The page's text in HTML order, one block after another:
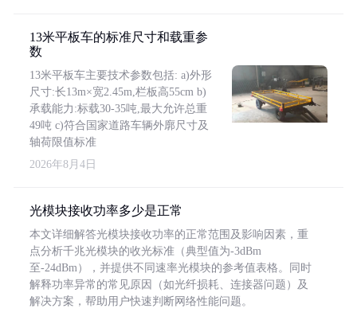
13米平板车的标准尺寸和载重参
数
13米平板车主要技术参数包括: a)外形
尺寸:长13m×宽2.45m,栏板高55cm b)
承载能力:标载30-35吨,最大允许总重
49吨 c)符合国家道路车辆外廓尺寸及
轴荷限值标准
2026年8月4日
光模块接收功率多少是正常
本文详细解答光模块接收功率的正常范围及影响因素，重
点分析千兆光模块的收光标准（典型值为-3dBm
至-24dBm），并提供不同速率光模块的参考值表格。同时
解释功率异常的常见原因（如光纤损耗、连接器问题）及
解决方案，帮助用户快速判断网络性能问题。